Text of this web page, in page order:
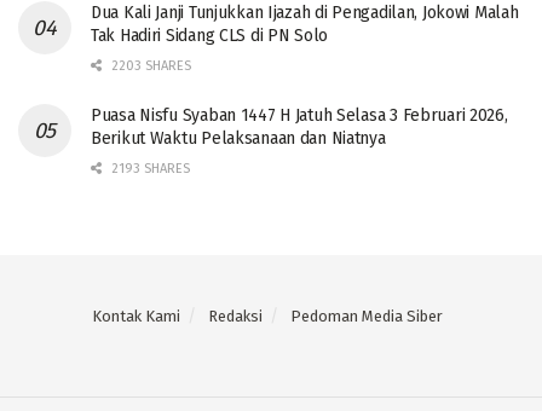
Dua Kali Janji Tunjukkan Ijazah di Pengadilan, Jokowi Malah
Tak Hadiri Sidang CLS di PN Solo
2203 SHARES
Puasa Nisfu Syaban 1447 H Jatuh Selasa 3 Februari 2026,
Berikut Waktu Pelaksanaan dan Niatnya
2193 SHARES
Kontak Kami Redaksi Pedoman Media Siber